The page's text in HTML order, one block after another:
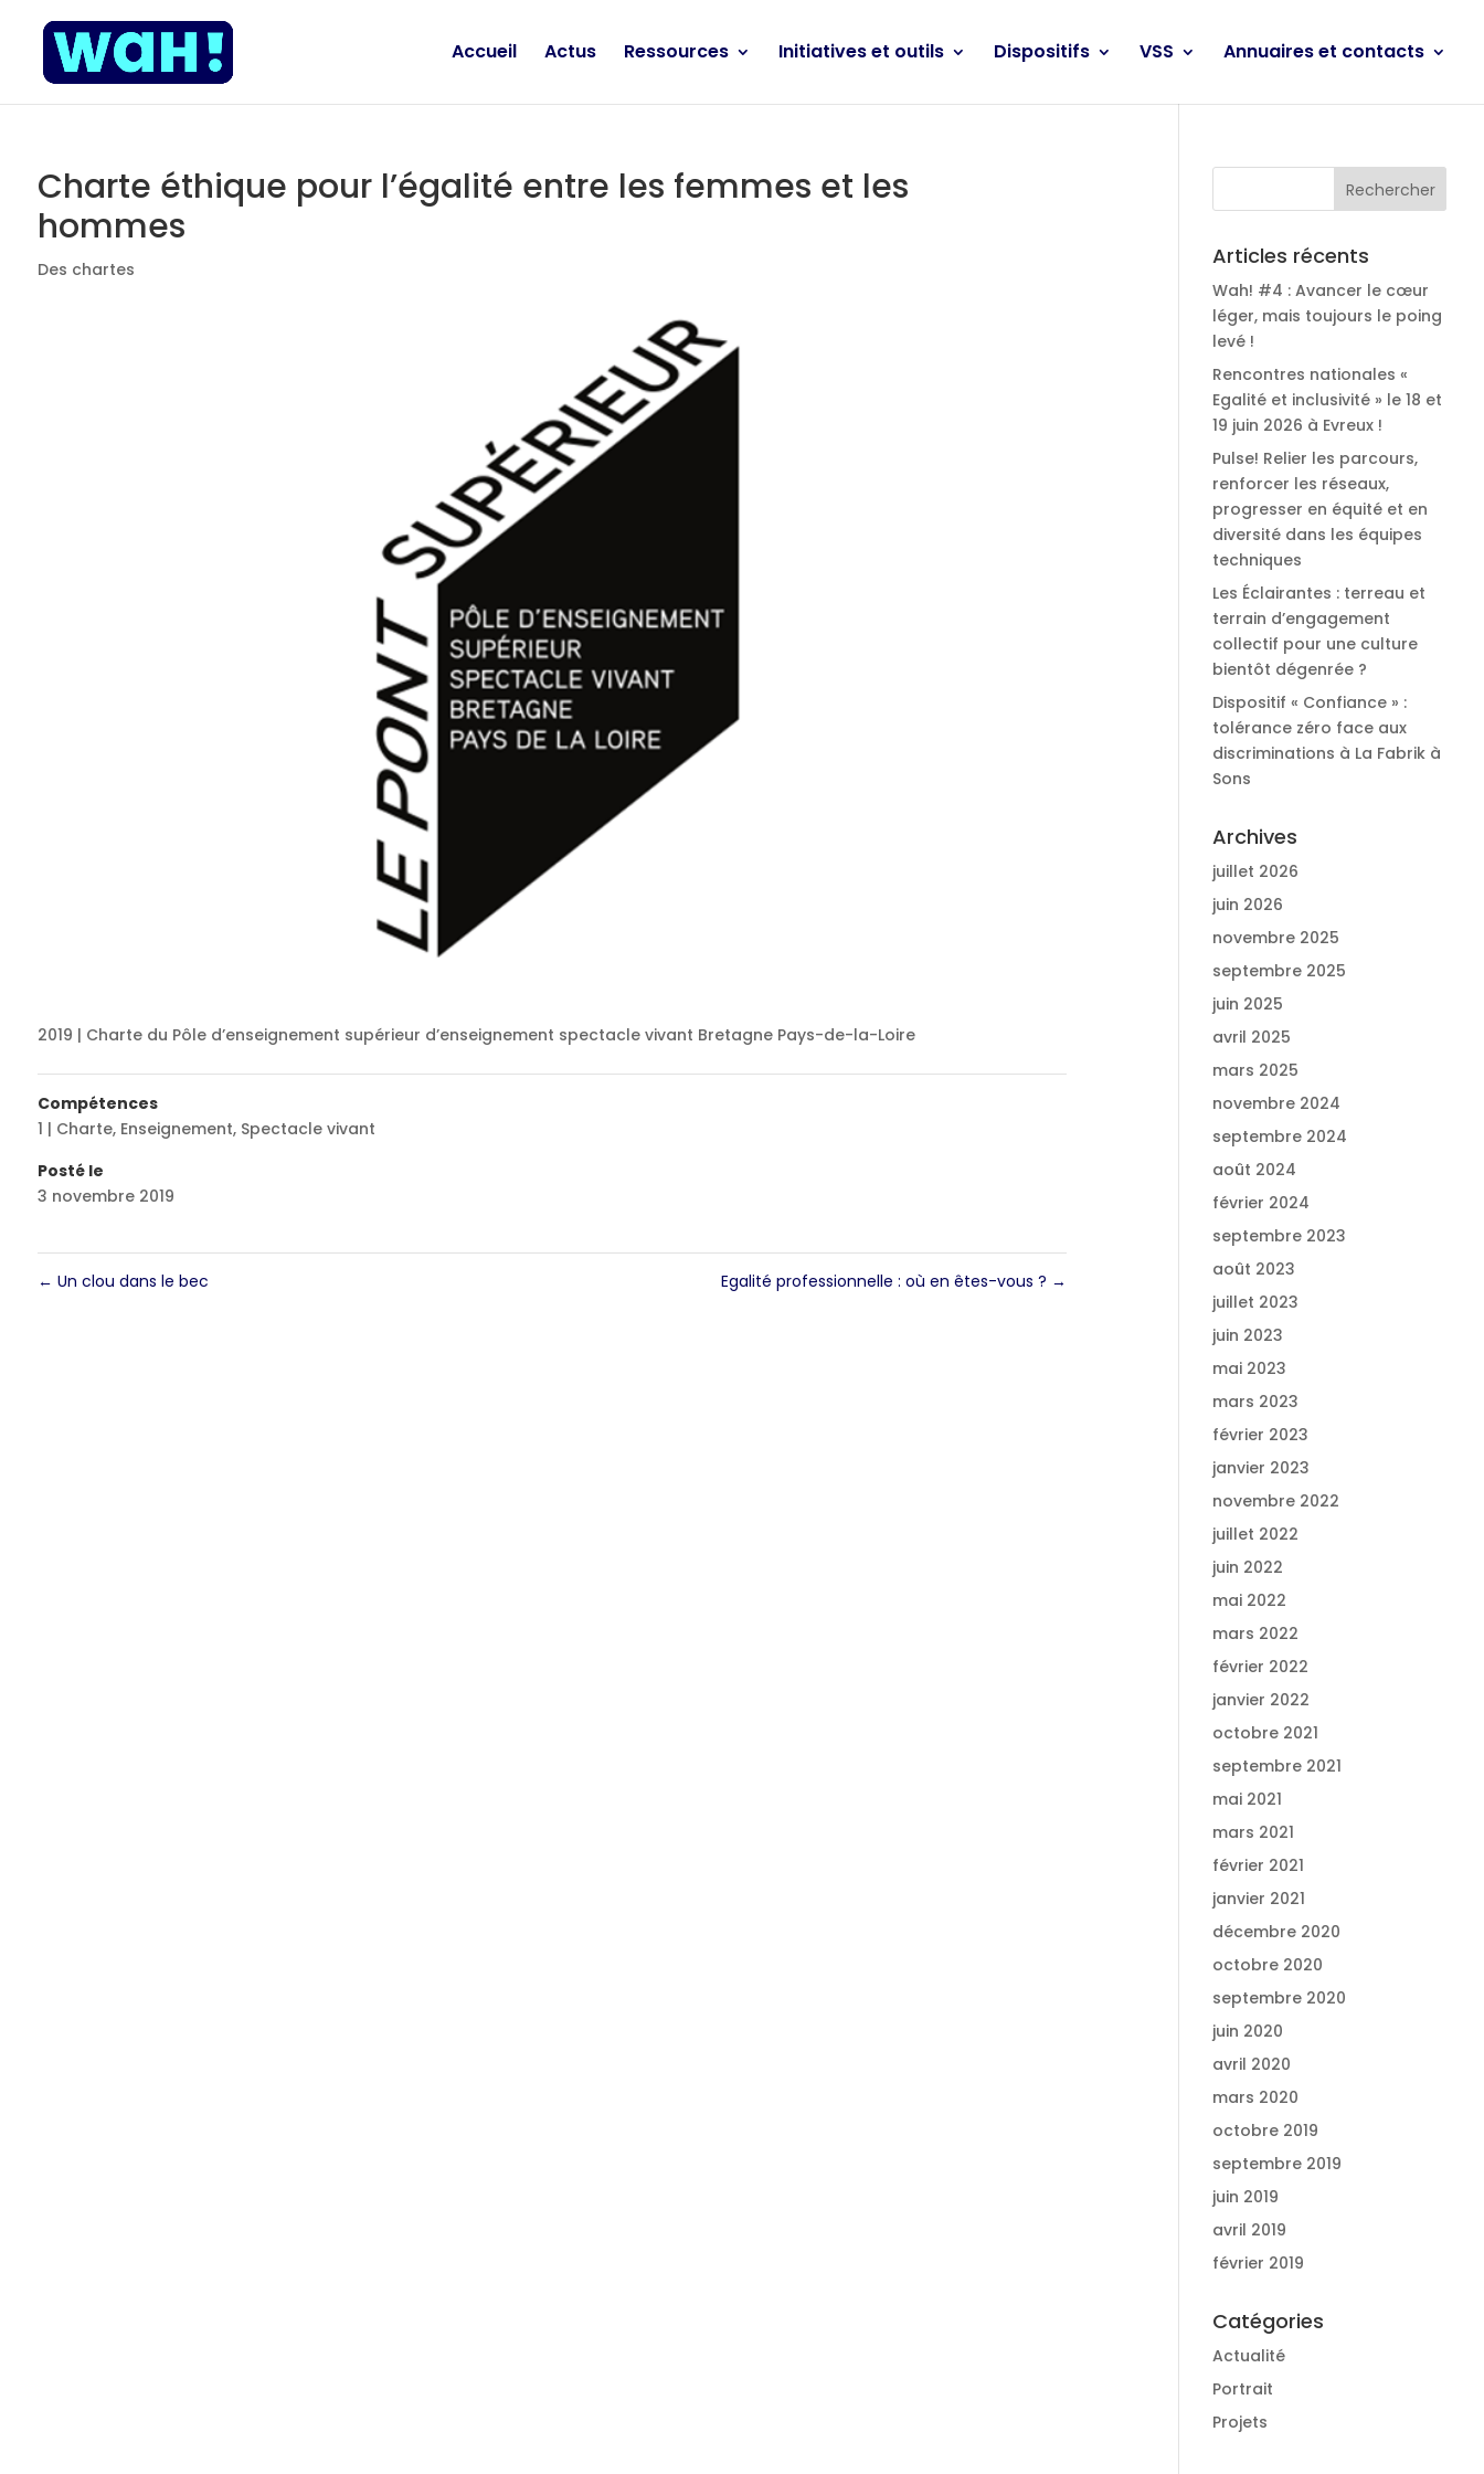
Accueil Actus Ressources Initiatives et outils Dispositifs VSS Annuaires et contacts
Charte éthique pour l’égalité entre les femmes et les
hommes
Des chartes
2019 | Charte du Pôle d’enseignement supérieur d’enseignement spectacle vivant Bretagne Pays-de-la-Loire
Compétences
1 | Charte, Enseignement, Spectacle vivant
Posté le
3 novembre 2019
← Un clou dans le bec Egalité professionnelle : où en êtes-vous ? →
Articles récents
Wah! #4 : Avancer le cœur
léger, mais toujours le poing
levé !
Rencontres nationales «
Egalité et inclusivité » le 18 et
19 juin 2026 à Evreux !
Pulse! Relier les parcours,
renforcer les réseaux,
progresser en équité et en
diversité dans les équipes
techniques
Les Éclairantes : terreau et
terrain d’engagement
collectif pour une culture
bientôt dégenrée ?
Dispositif « Confiance » :
tolérance zéro face aux
discriminations à La Fabrik à
Sons
Archives
juillet 2026
juin 2026
novembre 2025
septembre 2025
juin 2025
avril 2025
mars 2025
novembre 2024
septembre 2024
août 2024
février 2024
septembre 2023
août 2023
juillet 2023
juin 2023
mai 2023
mars 2023
février 2023
janvier 2023
novembre 2022
juillet 2022
juin 2022
mai 2022
mars 2022
février 2022
janvier 2022
octobre 2021
septembre 2021
mai 2021
mars 2021
février 2021
janvier 2021
décembre 2020
octobre 2020
septembre 2020
juin 2020
avril 2020
mars 2020
octobre 2019
septembre 2019
juin 2019
avril 2019
février 2019
Catégories
Actualité
Portrait
Projets